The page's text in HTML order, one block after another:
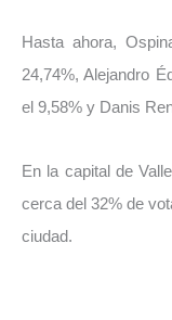
Hasta ahora,
24,74%, Alejandro
el 9,58% y Danis
En la capital de
cerca del 32% de
ciudad.